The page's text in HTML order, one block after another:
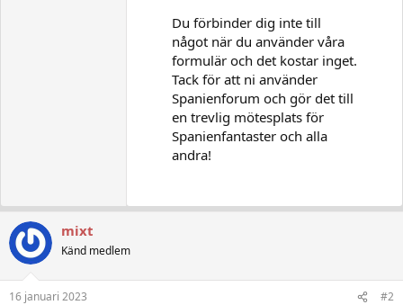
Du förbinder dig inte till
något när du använder våra
formulär och det kostar inget.
Tack för att ni använder
Spanienforum och gör det till
en trevlig mötesplats för
Spanienfantaster och alla
andra!
mixt
Känd medlem
16 januari 2023 #2